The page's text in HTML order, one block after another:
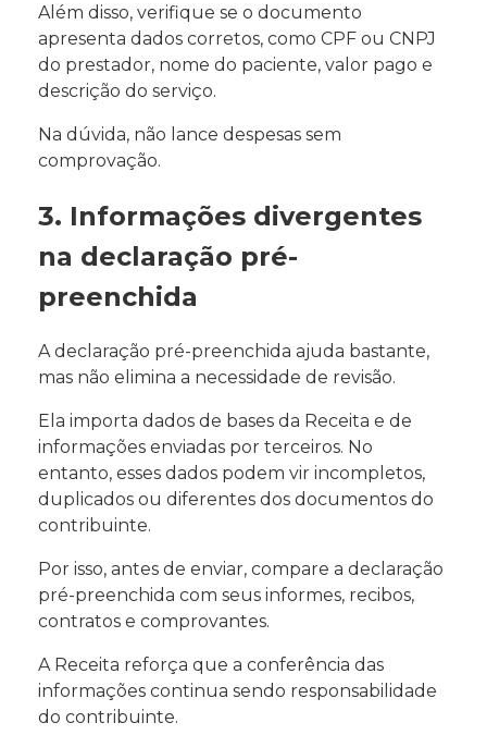
Além disso, verifique se o documento
apresenta dados corretos, como CPF ou CNPJ
do prestador, nome do paciente, valor pago e
descrição do serviço.
Na dúvida, não lance despesas sem
comprovação.
3. Informações divergentes
na declaração pré-
preenchida
A declaração pré-preenchida ajuda bastante,
mas não elimina a necessidade de revisão.
Ela importa dados de bases da Receita e de
informações enviadas por terceiros. No
entanto, esses dados podem vir incompletos,
duplicados ou diferentes dos documentos do
contribuinte.
Por isso, antes de enviar, compare a declaração
pré-preenchida com seus informes, recibos,
contratos e comprovantes.
A Receita reforça que a conferência das
informações continua sendo responsabilidade
do contribuinte.